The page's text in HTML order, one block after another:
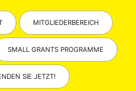
MITGLIEDERBEREICH
SMALL GRANTS PROGRAMME
SIE JETZT!